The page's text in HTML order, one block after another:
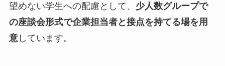
望めない学生への配慮として、 少人数グループで
の座談会形式で企業担当者と接点を持てる場を用
意しています。